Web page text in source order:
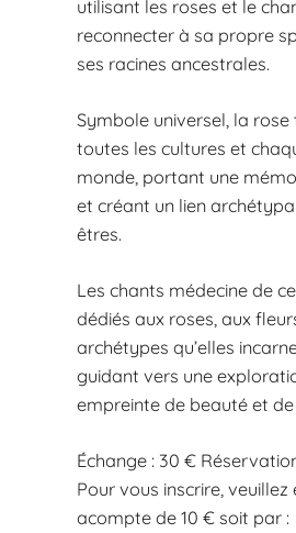
utilisant les roses et le
reconnecter à sa propre
ses racines ancestrales.
Symbole universel, la
toutes les cultures et
monde, portant une
et créant un lien
êtres.
Les chants médecine de
dédiés aux roses, aux
archétypes qu’elles
guidant vers une
empreinte de beauté et
Échange : 30 €
Pour vous inscrire,
acompte de 10 € soit par :